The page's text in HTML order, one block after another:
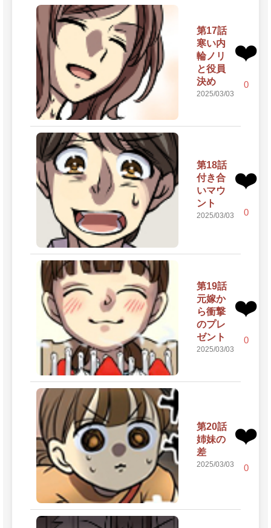
第17話
寒い内
輪ノリ
と役員
決め
2025/03/03
❤️
0
第18話
付き合
いマウ
ント
2025/03/03
❤️
0
第19話
元嫁か
ら衝撃
のプレ
ゼント
2025/03/03
❤️
0
第20話
姉妹の
差
2025/03/03
❤️
0